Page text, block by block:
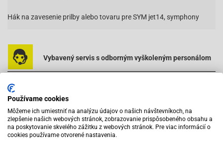
Hák na zavesenie prilby alebo tovaru pre SYM jet14, symphony
Vybavený servis s odborným vyškoleným personálom
Na trhu od roku 2007
Používame cookies
Môžeme ich umiestniť na analýzu údajov o našich návštevníkoch, na
zlepšenie našich webových stránok, zobrazovanie prispôsobeného obsahu a
na poskytovanie skvelého zážitku z webových stránok. Pre viac informácií o
cookies používame otvorené nastavenia.